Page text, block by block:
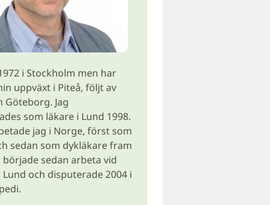
i Stockholm men har
uppväxt i Piteå, följt av
Göteborg. Jag
som läkare i Lund 1998.
jag i Norge, först som
sedan som dykläkare fram
började sedan arbeta vid
och disputerade 2004 i